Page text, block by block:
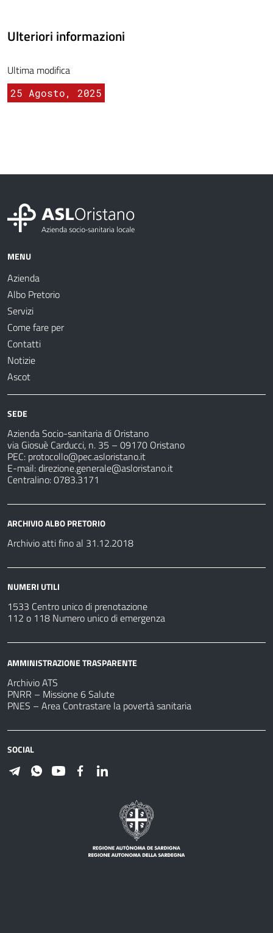
Ulteriori informazioni
Ultima modifica
25 Agosto, 2025
MENU
Azienda
Albo Pretorio
Servizi
Come fare per
Contatti
Notizie
Ascot
SEDE
Azienda Socio-sanitaria di Oristano
via Giosuè Carducci, n. 35 – 09170 Oristano
PEC: protocollo@pec.asloristano.it
E-mail:direzione.generale@asloristano.it
Centralino: 0783.3171
ARCHIVIO ALBO PRETORIO
Archivio atti fino al 31.12.2018
NUMERI UTILI
1533 Centro unico di prenotazione
112 o 118 Numero unico di emergenza
AMMINISTRAZIONE TRASPARENTE
Archivio ATS
PNRR – Missione 6 Salute
PNES – Area Contrastare la povertà sanitaria
SOCIAL